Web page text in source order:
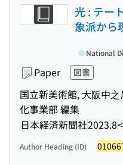
光 : テー
象派から
Paper 図書
国立新美術館, 大阪中
化事業部 編集
日本経済新聞社2023.8
National
Author Heading (ID)